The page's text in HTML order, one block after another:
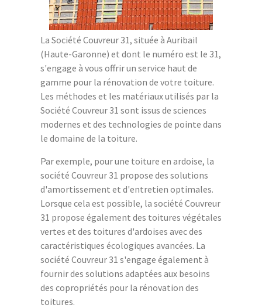
La Société Couvreur 31, située à Auribail
(Haute-Garonne) et dont le numéro est le 31,
s'engage à vous offrir un service haut de
gamme pour la rénovation de votre toiture.
Les méthodes et les matériaux utilisés par la
Société Couvreur 31 sont issus de sciences
modernes et des technologies de pointe dans
le domaine de la toiture.
Par exemple, pour une toiture en ardoise, la
société Couvreur 31 propose des solutions
d'amortissement et d'entretien optimales.
Lorsque cela est possible, la société Couvreur
31 propose également des toitures végétales
vertes et des toitures d'ardoises avec des
caractéristiques écologiques avancées. La
société Couvreur 31 s'engage également à
fournir des solutions adaptées aux besoins
des copropriétés pour la rénovation des
toitures.